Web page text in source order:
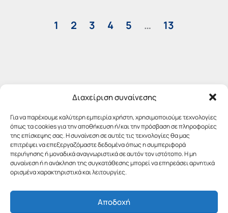
Διαχείριση συναίνεσης
Για να παρέχουμε καλύτερη εμπειρία χρήστη, χρησιμοποιούμε τεχνολογίες
όπως τα cookies για την αποθήκευση ή/και την πρόσβαση σε πληροφορίες
της επίσκεψης σας. Η συναίνεση σε αυτές τις τεχνολογίες θα μας
επιτρέψει να επεξεργαζόμαστε δεδομένα όπως η συμπεριφορά
περιήγησης ή μοναδικά αναγνωριστικά σε αυτόν τον ιστότοπο. Η μη
συναίνεση ή η ανάκληση της συγκατάθεσης μπορεί να επηρεάσει αρνητικά
ορισμένα χαρακτηριστικά και λειτουργίες.
Αποδοχή
1 2 3 4 5 … 13